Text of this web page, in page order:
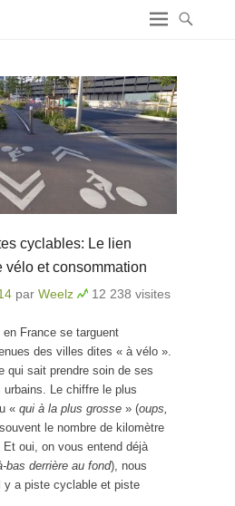
cyclables: Le lien
vélo et consommation
par Weelz 12 238 visites
France se targuent
des villes dites « à vélo ».
qui sait prendre soin de ses
Le chiffre le plus
« qui à la plus grosse » (oups,
le nombre de kilomètre
oui, on vous entend déjà
bas derrière au fond), nous
a piste cyclable et piste